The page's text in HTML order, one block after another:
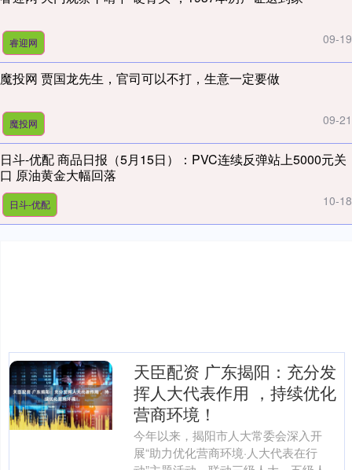
睿迎网 09-19
魔投网 贾国龙先生，官司可以不打，生意一定要做
魔投网 09-21
日斗-优配 商品日报（5月15日）：PVC连续反弹站上5000元关
口 原油黄金大幅回落
日斗-优配 10-18
天臣配资 广东揭阳：充分发
挥人大代表作用 ，持续优化
营商环境！
今年以来，揭阳市人大常委会深入开
展“助力优化营商环境·人大代表在行